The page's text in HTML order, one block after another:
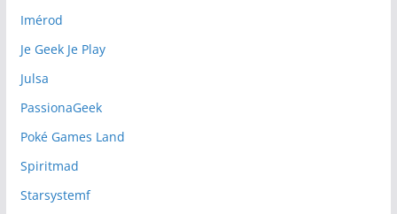
Imérod
Je Geek Je Play
Julsa
PassionaGeek
Poké Games Land
Spiritmad
Starsystemf